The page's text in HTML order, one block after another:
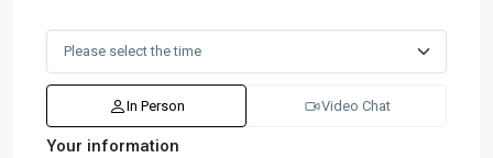
In Person Video Chat
Your information